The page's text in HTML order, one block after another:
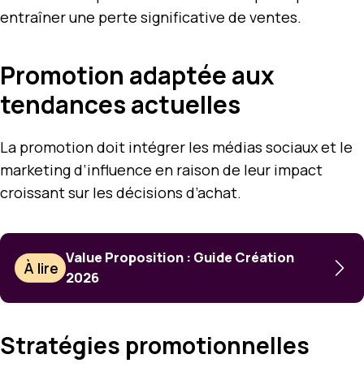
entraîner une perte significative de ventes.
Promotion adaptée aux
tendances actuelles
La promotion doit intégrer les médias sociaux et le
marketing d’influence en raison de leur impact
croissant sur les décisions d’achat.
À lire
Value Proposition : Guide Création
2026
Stratégies promotionnelles